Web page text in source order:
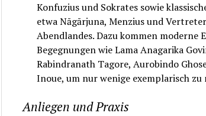
Konfuzius und Sokrates sowie
etwa Nāgārjuna, Menzius und
Abendlandes. Dazu kommen moderne
Begegnungen wie Lama Anagarika
Rabindranath Tagore, Aurobindo
Inoue, um nur wenige exemplarisch zu
Anliegen und Praxis